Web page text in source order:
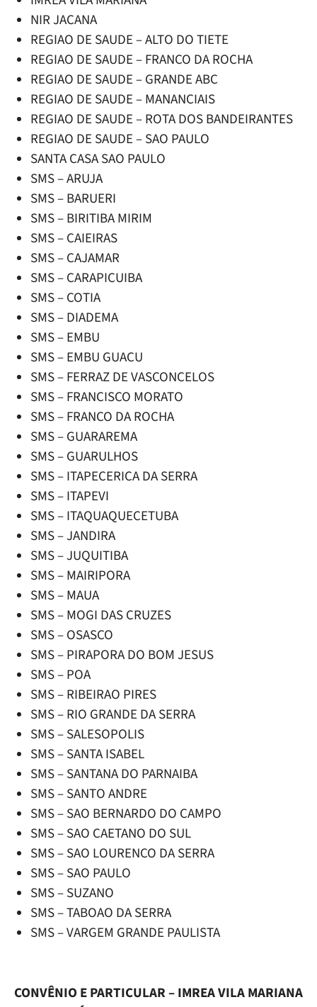
NIR JACANA
REGIAO DE SAUDE – ALTO DO TIETE
REGIAO DE SAUDE – FRANCO DA ROCHA
REGIAO DE SAUDE – GRANDE ABC
REGIAO DE SAUDE – MANANCIAIS
REGIAO DE SAUDE – ROTA DOS BANDEIRANTES
REGIAO DE SAUDE – SAO PAULO
SANTA CASA SAO PAULO
SMS – ARUJA
SMS – BARUERI
SMS – BIRITIBA MIRIM
SMS – CAIEIRAS
SMS – CAJAMAR
SMS – CARAPICUIBA
SMS – COTIA
SMS – DIADEMA
SMS – EMBU
SMS – EMBU GUACU
SMS – FERRAZ DE VASCONCELOS
SMS – FRANCISCO MORATO
SMS – FRANCO DA ROCHA
SMS – GUARAREMA
SMS – GUARULHOS
SMS – ITAPECERICA DA SERRA
SMS – ITAPEVI
SMS – ITAQUAQUECETUBA
SMS – JANDIRA
SMS – JUQUITIBA
SMS – MAIRIPORA
SMS – MAUA
SMS – MOGI DAS CRUZES
SMS – OSASCO
SMS – PIRAPORA DO BOM JESUS
SMS – POA
SMS – RIBEIRAO PIRES
SMS – RIO GRANDE DA SERRA
SMS – SALESOPOLIS
SMS – SANTA ISABEL
SMS – SANTANA DO PARNAIBA
SMS – SANTO ANDRE
SMS – SAO BERNARDO DO CAMPO
SMS – SAO CAETANO DO SUL
SMS – SAO LOURENCO DA SERRA
SMS – SAO PAULO
SMS – SUZANO
SMS – TABOAO DA SERRA
SMS – VARGEM GRANDE PAULISTA
CONVÊNIO E PARTICULAR – IMREA VILA MARIANA